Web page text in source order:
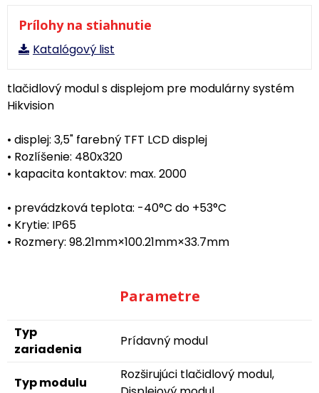
Prílohy na stiahnutie
Katalógový list
tlačidlový modul s displejom pre modulárny systém
Hikvision
• displej: 3,5" farebný TFT LCD displej
• Rozlíšenie: 480x320
• kapacita kontaktov: max. 2000
• prevádzková teplota: -40°C do +53°C
• Krytie: IP65
• Rozmery: 98.21mm×100.21mm×33.7mm
Parametre
Typ
zariadenia
Prídavný modul
Typ modulu
Rozširujúci tlačidlový modul,